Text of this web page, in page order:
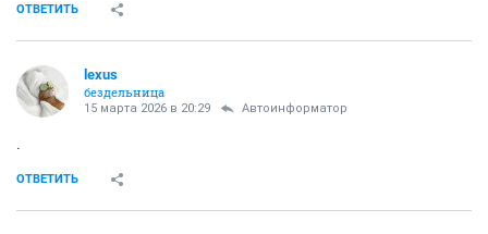
ОТВЕТИТЬ
lexus
бездельница
15 марта 2026 в 20:29 Автоинформатор
.
ОТВЕТИТЬ